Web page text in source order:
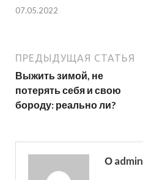
07.05.2022
ПРЕДЫДУЩАЯ СТАТЬЯ
Выжить зимой, не
потерять себя и свою
бороду: реально ли?
О admin